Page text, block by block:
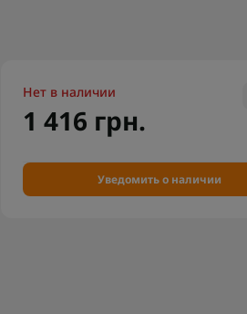
Нет в наличии
1 416 грн.
Уведомить о наличии